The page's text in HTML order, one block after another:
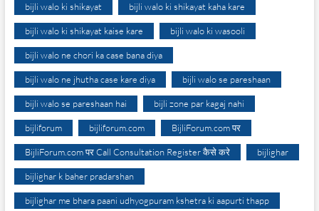
bijli walo ki shikayat bijli walo ki shikayat kaha kare
bijli walo ki shikayat kaise kare bijli walo ki wasooli
bijli walo ne chori ka case bana diya
bijli walo ne jhutha case kare diya bijli walo se pareshaan
bijli walo se pareshaan hai bijli zone par kagaj nahi
bijliforum bijliforum.com BijliForum.com पर
BijliForum.com पर Call Consultation Register कैसे करे bijlighar
bijlighar k baher pradarshan
bijlighar me bhara paani udhyogpuram kshetra ki aapurti thapp